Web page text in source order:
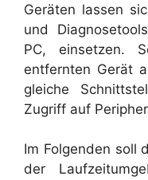
Geräten lassen
und
PC, einsetzen.
entfernten Gerät
gleiche
Zugriff auf
Im Folgenden soll
der